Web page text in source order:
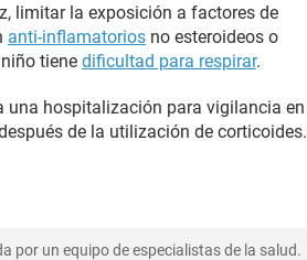
limitar la exposición a factores de
anti-inflamatorios no esteroideos o
tiene dificultad para respirar.
una hospitalización para vigilancia en
de la utilización de corticoides.
por un equipo de especialistas de la salud.